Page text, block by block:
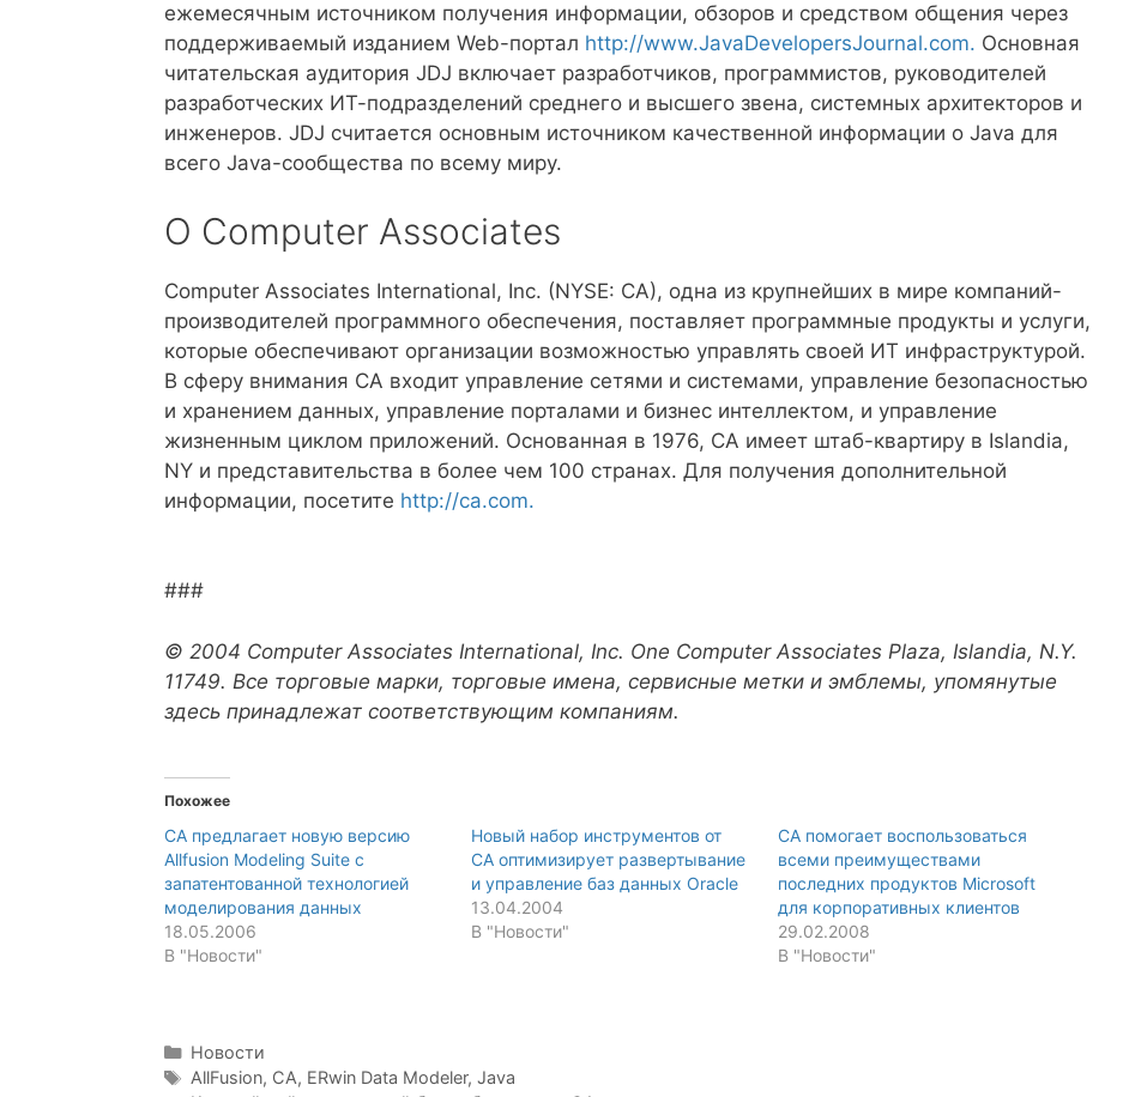
ежемесячным источником получения информации, обзоров и средством общения через
поддерживаемый изданием Web-портал http://www.JavaDevelopersJournal.com. Основная
читательская аудитория JDJ включает разработчиков, программистов, руководителей
разработческих ИТ-подразделений среднего и высшего звена, системных архитекторов и
инженеров. JDJ считается основным источником качественной информации о Java для
всего Java-сообщества по всему миру.
O Computer Associates
Computer Associates International, Inc. (NYSE: CA), одна из крупнейших в мире компаний-
производителей программного обеспечения, поставляет программные продукты и услуги,
которые обеспечивают организации возможностью управлять своей ИТ инфраструктурой.
В сферу внимания CA входит управление сетями и системами, управление безопасностью
и хранением данных, управление порталами и бизнес интеллектом, и управление
жизненным циклом приложений. Основанная в 1976, CA имеет штаб-квартиру в Islandia,
NY и представительства в более чем 100 странах. Для получения дополнительной
информации, посетите http://ca.com.
###
© 2004 Computer Associates International, Inc. One Computer Associates Plaza, Islandia, N.Y.
11749. Все торговые марки, торговые имена, сервисные метки и эмблемы, упомянутые
здесь принадлежат соответствующим компаниям.
Похожее
CA предлагает новую версию
Allfusion Modeling Suite с
запатентованной технологией
моделирования данных
18.05.2006
В "Новости"
Новый набор инструментов от
CA оптимизирует развертывание
и управление баз данных Oracle
13.04.2004
В "Новости"
CA помогает воспользоваться
всеми преимуществами
последних продуктов Microsoft
для корпоративных клиентов
29.02.2008
В "Новости"
Рубрики
Новости
Метки
AllFusion, CA, ERwin Data Modeler, Java